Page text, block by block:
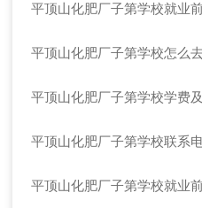
平顶山化肥厂子第学校就业
平顶山化肥厂子第学校怎么
平顶山化肥厂子第学校学费
平顶山化肥厂子第学校联系
平顶山化肥厂子第学校就业